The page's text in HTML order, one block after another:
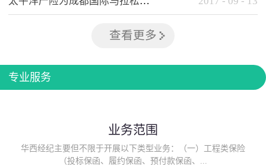
查看更多
专业服务
业务范围
华西经纪主要但不限于开展以下类型业务：（一）工程类保险
（投标保函、履约保函、预付款保函、...